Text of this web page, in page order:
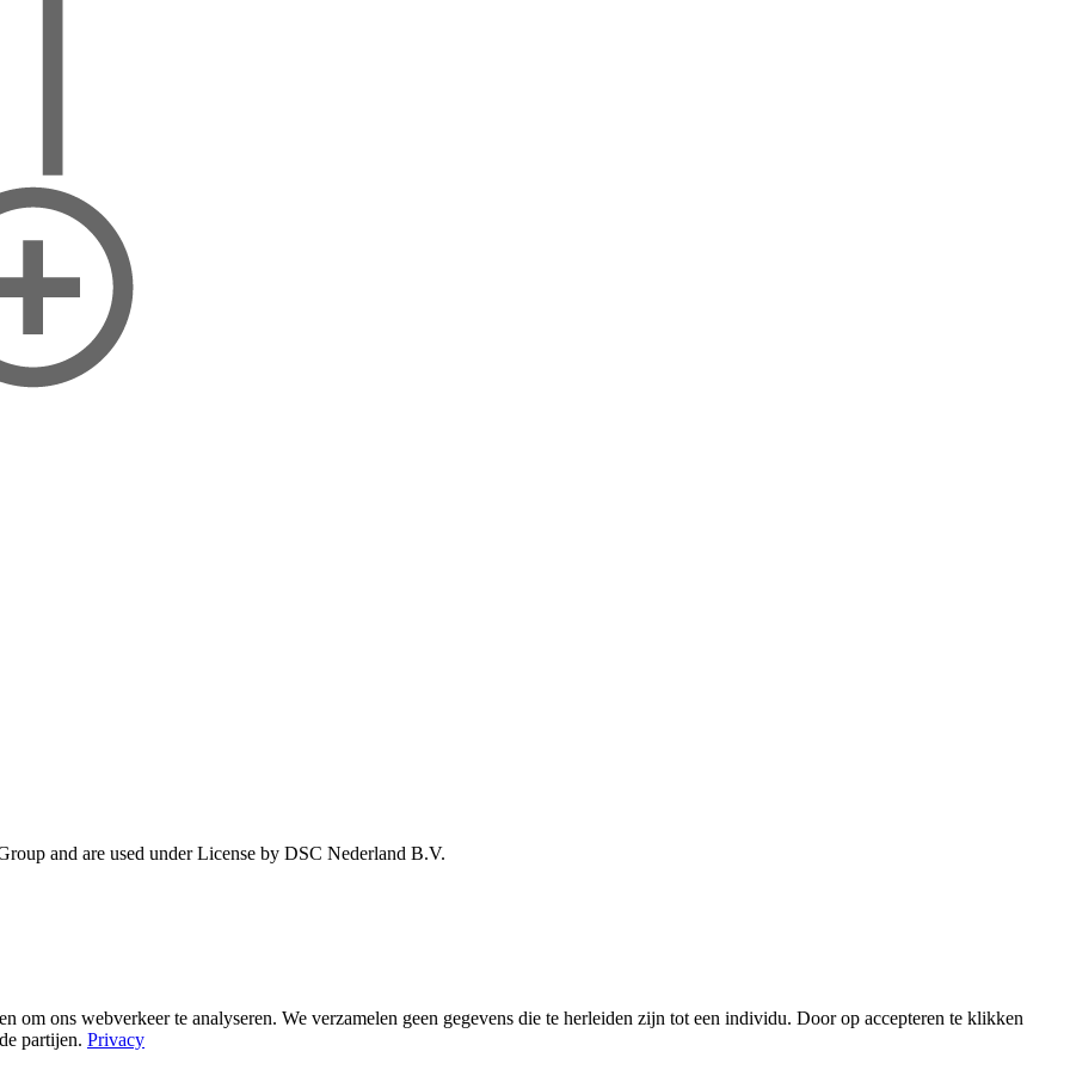
and are used under License by DSC Nederland B.V.
om ons webverkeer te analyseren. We verzamelen geen gegevens die te herleiden zijn tot een individu. Door op accepteren te klikken
partijen. Privacy